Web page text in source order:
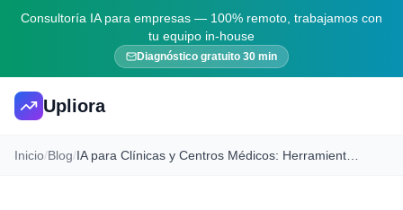
Consultoría IA para empresas — 100% remoto, trabajamos con
tu equipo in-house
Diagnóstico gratuito 30 min
Upliora
Inicio/Blog/